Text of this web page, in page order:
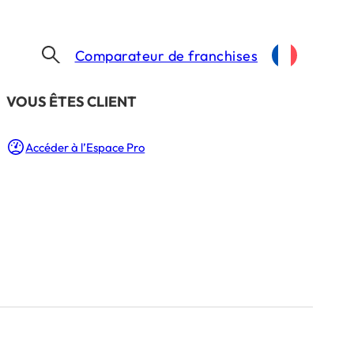
​VOUS ÊTES CLIENT
Accéder à l’Espace Pro
Comparateur de franchises